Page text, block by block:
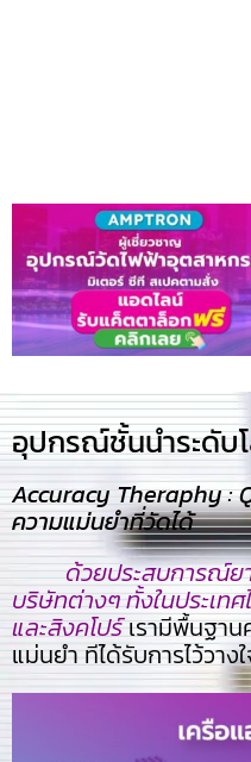
อุปกรณ์ชั้นนำระดับ
Accuracy Theraphy :
ความแม่นยำที่วัดได้
ด้วยประสบการณ์ย
บริษัทต่างๆ ทั้งในประเท
และสิงคโปร์เรามีพื้นฐา
แม่นยำ ทีไ่ด้รับการไว้วาง